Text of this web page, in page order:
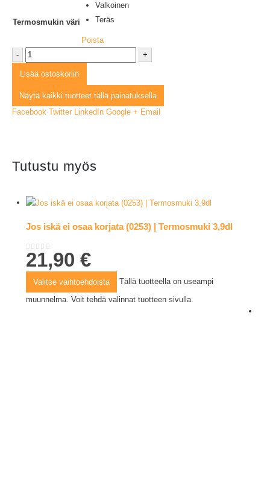
Termosmukin väri
Valkoinen
Teräs
Poista
-
+
Lisää ostoskoriin
Näytä kaikki tuotteet tällä painatuksella
Facebook Twitter LinkedIn Google + Email
Tutustu myös
Jos iskä ei osaa korjata (0253) | Termosmuki 3,9dl
0out of 5
21,90€
Valitse vaihtoehdoista Tällä tuotteella on useampi
muunnelma. Voit tehdä valinnat tuotteen sivulla.